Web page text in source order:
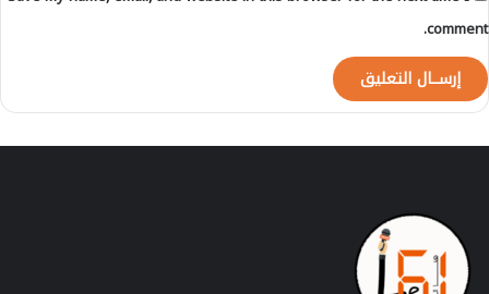
إ
ر
ي
ق
comment.